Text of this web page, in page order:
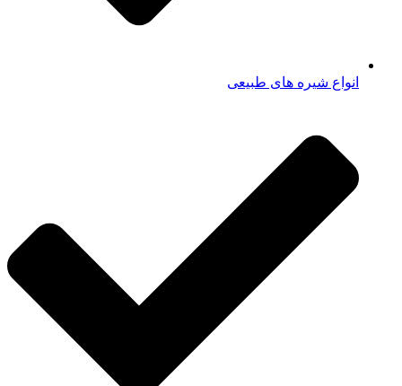
انواع شیره های طبیعی